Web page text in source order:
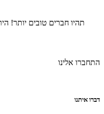
תהיו חברים טובים יותר!
התחברו אלינו
דברו איתנו